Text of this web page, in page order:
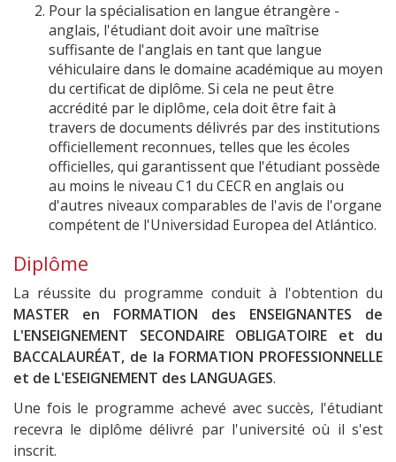
Pour la spécialisation en langue étrangère -
anglais, l'étudiant doit avoir une maîtrise
suffisante de l'anglais en tant que langue
véhiculaire dans le domaine académique au moyen
du certificat de diplôme. Si cela ne peut être
accrédité par le diplôme, cela doit être fait à
travers de documents délivrés par des institutions
officiellement reconnues, telles que les écoles
officielles, qui garantissent que l'étudiant possède
au moins le niveau C1 du CECR en anglais ou
d'autres niveaux comparables de l'avis de l'organe
compétent de l'Universidad Europea del Atlántico.
Diplôme
La réussite du programme conduit à l'obtention du
MASTER en FORMATION des ENSEIGNANTES de
L'ENSEIGNEMENT SECONDAIRE OBLIGATOIRE et du
BACCALAURÉAT, de la FORMATION PROFESSIONNELLE
et de L'ESEIGNEMENT des LANGUAGES.
Une fois le programme achevé avec succès, l'étudiant
recevra le diplôme délivré par l'université où il s'est
inscrit.